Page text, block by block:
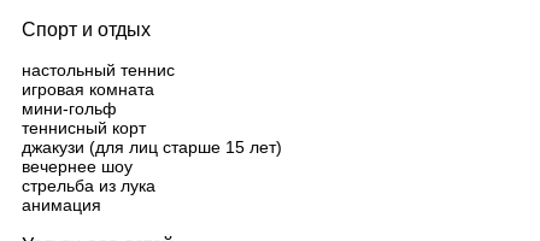
Спорт и отдых
настольный теннис
игровая комната
мини-гольф
теннисный корт
джакузи (для лиц старше 15 лет)
вечернее шоу
стрельба из лука
анимация